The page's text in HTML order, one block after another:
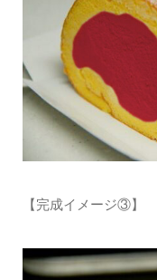
【完成イメージ③】